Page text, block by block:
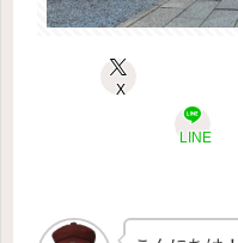
X
LINE